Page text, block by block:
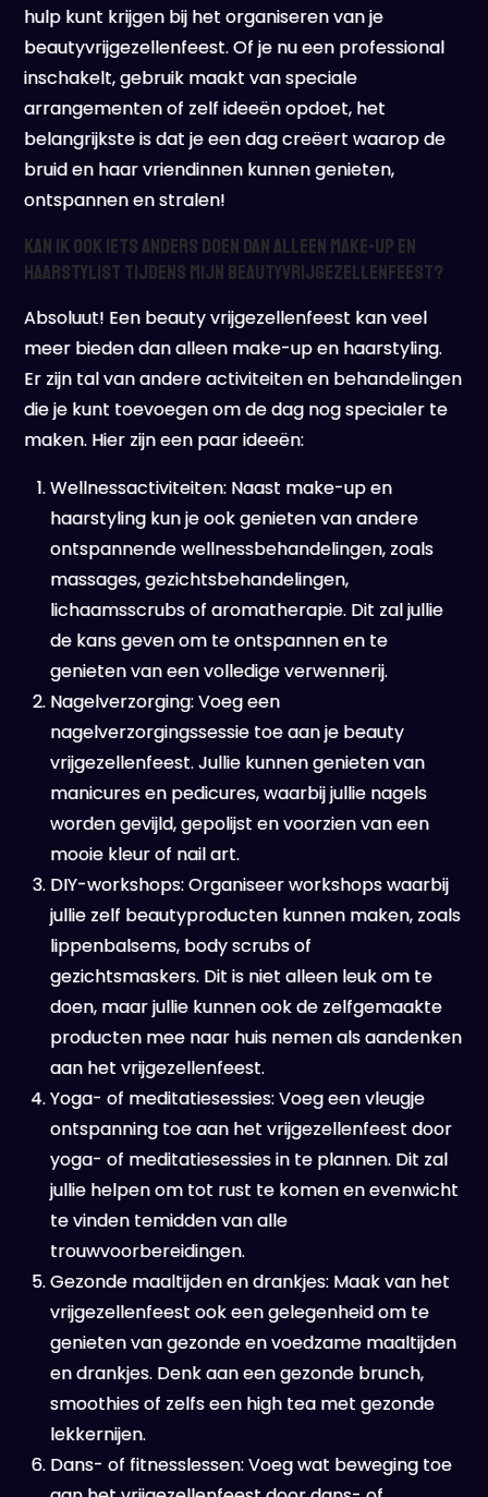
hulp kunt krijgen bij het organiseren van je
beautyvrijgezellenfeest. Of je nu een professional
inschakelt, gebruik maakt van speciale
arrangementen of zelf ideeën opdoet, het
belangrijkste is dat je een dag creëert waarop de
bruid en haar vriendinnen kunnen genieten,
ontspannen en stralen!
Kan ik ook iets anders doen dan alleen make-up en
haarstylist tijdens mijn beautyvrijgezellenfeest?
Absoluut! Een beauty vrijgezellenfeest kan veel
meer bieden dan alleen make-up en haarstyling.
Er zijn tal van andere activiteiten en behandelingen
die je kunt toevoegen om de dag nog specialer te
maken. Hier zijn een paar ideeën:
Wellnessactiviteiten: Naast make-up en
haarstyling kun je ook genieten van andere
ontspannende wellnessbehandelingen, zoals
massages, gezichtsbehandelingen,
lichaamsscrubs of aromatherapie. Dit zal jullie
de kans geven om te ontspannen en te
genieten van een volledige verwennerij.
Nagelverzorging: Voeg een
nagelverzorgingssessie toe aan je beauty
vrijgezellenfeest. Jullie kunnen genieten van
manicures en pedicures, waarbij jullie nagels
worden gevijld, gepolijst en voorzien van een
mooie kleur of nail art.
DIY-workshops: Organiseer workshops waarbij
jullie zelf beautyproducten kunnen maken, zoals
lippenbalsems, body scrubs of
gezichtsmaskers. Dit is niet alleen leuk om te
doen, maar jullie kunnen ook de zelfgemaakte
producten mee naar huis nemen als aandenken
aan het vrijgezellenfeest.
Yoga- of meditatiesessies: Voeg een vleugje
ontspanning toe aan het vrijgezellenfeest door
yoga- of meditatiesessies in te plannen. Dit zal
jullie helpen om tot rust te komen en evenwicht
te vinden temidden van alle
trouwvoorbereidingen.
Gezonde maaltijden en drankjes: Maak van het
vrijgezellenfeest ook een gelegenheid om te
genieten van gezonde en voedzame maaltijden
en drankjes. Denk aan een gezonde brunch,
smoothies of zelfs een high tea met gezonde
lekkernijen.
Dans- of fitnesslessen: Voeg wat beweging toe